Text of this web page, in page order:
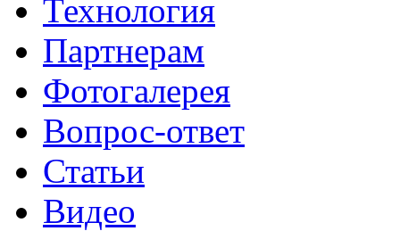
Технология
Партнерам
Фотогалерея
Вопрос-ответ
Статьи
Видео